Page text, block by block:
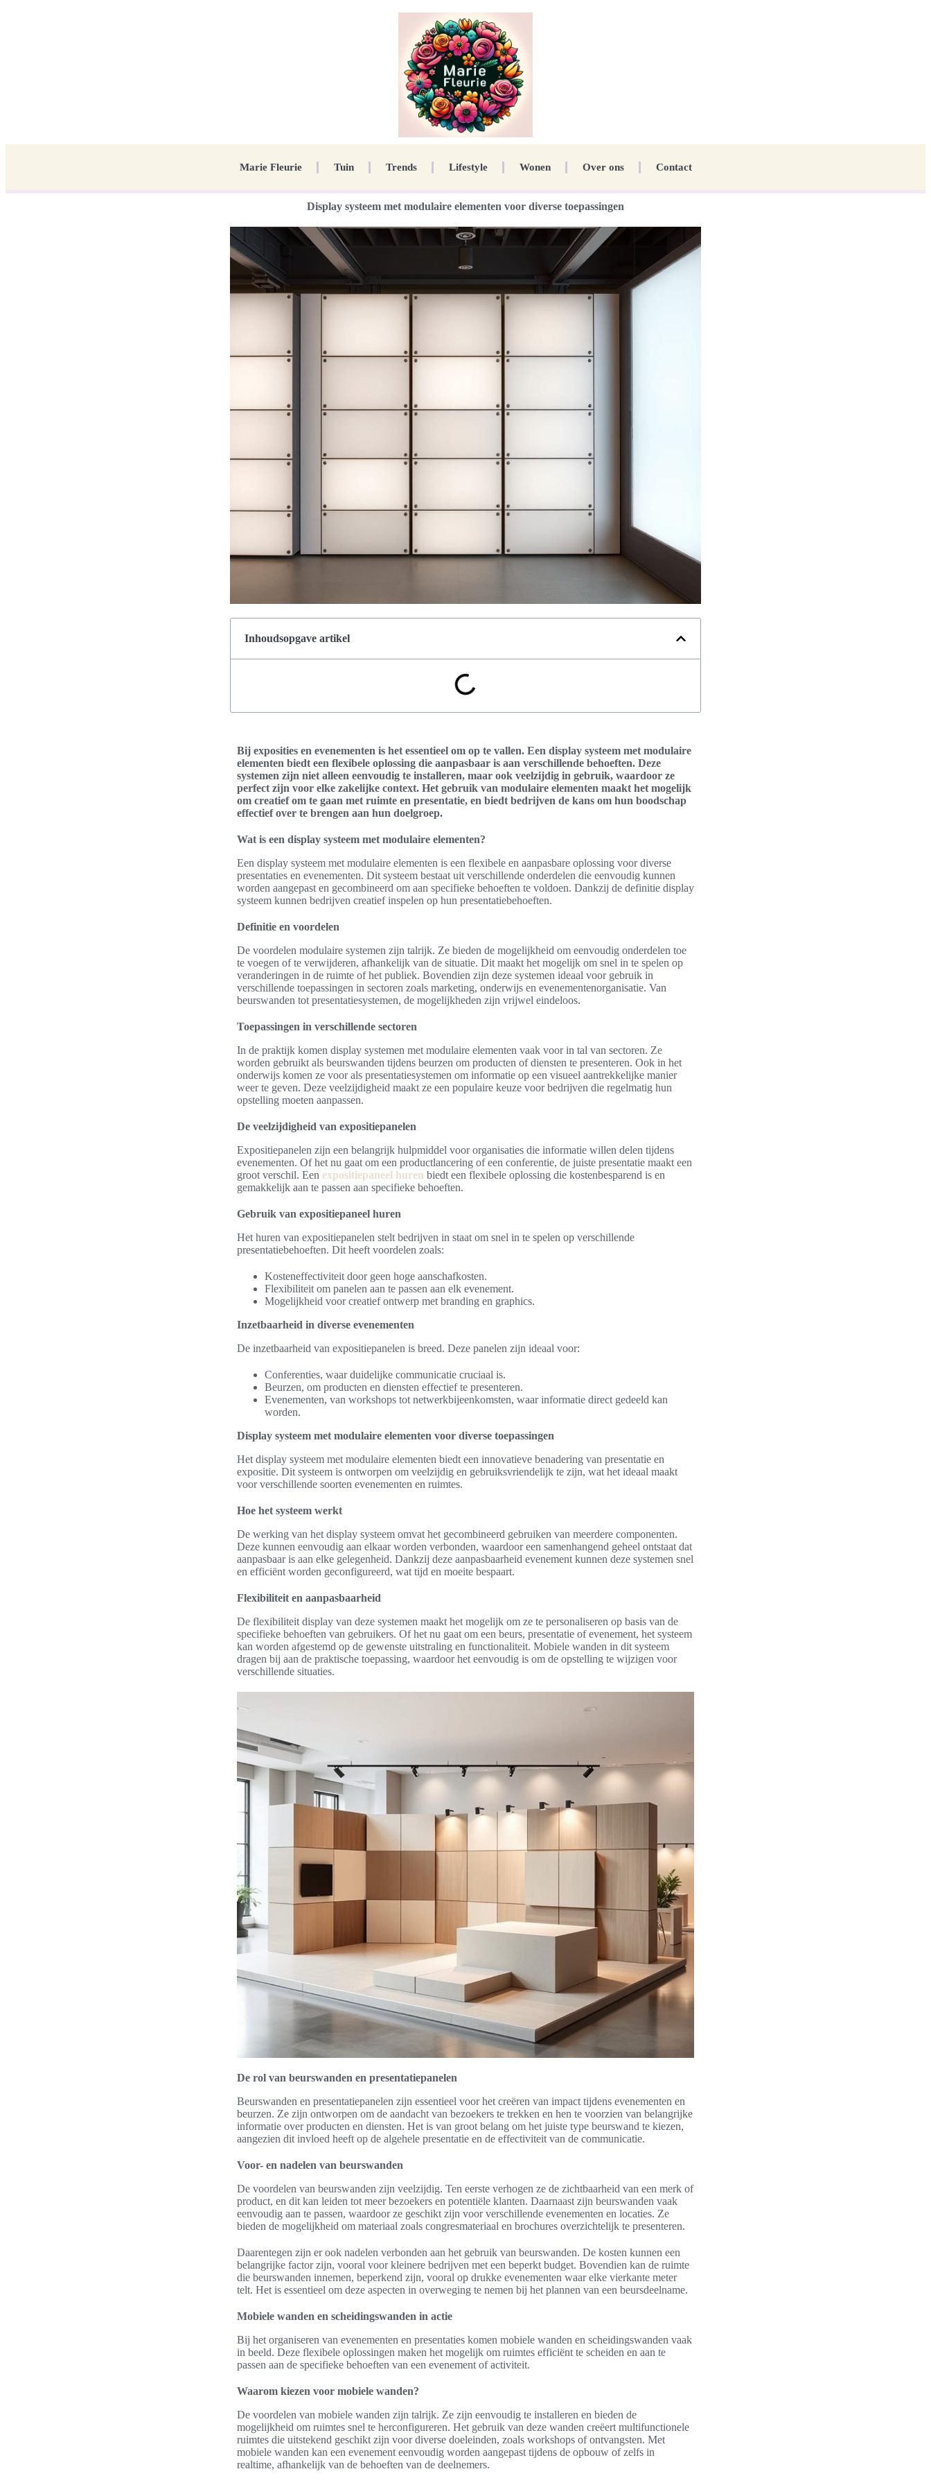
Marie Fleurie Tuin Trends Lifestyle Wonen Over ons Contact
Display systeem met modulaire elementen voor diverse toepassingen
Inhoudsopgave artikel
Bij exposities en evenementen is het essentieel om op te vallen. Een display systeem met modulaire
elementen biedt een flexibele oplossing die aanpasbaar is aan verschillende behoeften. Deze
systemen zijn niet alleen eenvoudig te installeren, maar ook veelzijdig in gebruik, waardoor ze
perfect zijn voor elke zakelijke context. Het gebruik van modulaire elementen maakt het mogelijk
om creatief om te gaan met ruimte en presentatie, en biedt bedrijven de kans om hun boodschap
effectief over te brengen aan hun doelgroep.
Wat is een display systeem met modulaire elementen?
Een display systeem met modulaire elementen is een flexibele en aanpasbare oplossing voor diverse
presentaties en evenementen. Dit systeem bestaat uit verschillende onderdelen die eenvoudig kunnen
worden aangepast en gecombineerd om aan specifieke behoeften te voldoen. Dankzij de definitie display
systeem kunnen bedrijven creatief inspelen op hun presentatiebehoeften.
Definitie en voordelen
De voordelen modulaire systemen zijn talrijk. Ze bieden de mogelijkheid om eenvoudig onderdelen toe
te voegen of te verwijderen, afhankelijk van de situatie. Dit maakt het mogelijk om snel in te spelen op
veranderingen in de ruimte of het publiek. Bovendien zijn deze systemen ideaal voor gebruik in
verschillende toepassingen in sectoren zoals marketing, onderwijs en evenementenorganisatie. Van
beurswanden tot presentatiesystemen, de mogelijkheden zijn vrijwel eindeloos.
Toepassingen in verschillende sectoren
In de praktijk komen display systemen met modulaire elementen vaak voor in tal van sectoren. Ze
worden gebruikt als beurswanden tijdens beurzen om producten of diensten te presenteren. Ook in het
onderwijs komen ze voor als presentatiesystemen om informatie op een visueel aantrekkelijke manier
weer te geven. Deze veelzijdigheid maakt ze een populaire keuze voor bedrijven die regelmatig hun
opstelling moeten aanpassen.
De veelzijdigheid van expositiepanelen
Expositiepanelen zijn een belangrijk hulpmiddel voor organisaties die informatie willen delen tijdens
evenementen. Of het nu gaat om een productlancering of een conferentie, de juiste presentatie maakt een
groot verschil. Een expositiepaneel huren biedt een flexibele oplossing die kostenbesparend is en
gemakkelijk aan te passen aan specifieke behoeften.
Gebruik van expositiepaneel huren
Het huren van expositiepanelen stelt bedrijven in staat om snel in te spelen op verschillende
presentatiebehoeften. Dit heeft voordelen zoals:
Kosteneffectiviteit door geen hoge aanschafkosten.
Flexibiliteit om panelen aan te passen aan elk evenement.
Mogelijkheid voor creatief ontwerp met branding en graphics.
Inzetbaarheid in diverse evenementen
De inzetbaarheid van expositiepanelen is breed. Deze panelen zijn ideaal voor:
Conferenties, waar duidelijke communicatie cruciaal is.
Beurzen, om producten en diensten effectief te presenteren.
Evenementen, van workshops tot netwerkbijeenkomsten, waar informatie direct gedeeld kan
worden.
Display systeem met modulaire elementen voor diverse toepassingen
Het display systeem met modulaire elementen biedt een innovatieve benadering van presentatie en
expositie. Dit systeem is ontworpen om veelzijdig en gebruiksvriendelijk te zijn, wat het ideaal maakt
voor verschillende soorten evenementen en ruimtes.
Hoe het systeem werkt
De werking van het display systeem omvat het gecombineerd gebruiken van meerdere componenten.
Deze kunnen eenvoudig aan elkaar worden verbonden, waardoor een samenhangend geheel ontstaat dat
aanpasbaar is aan elke gelegenheid. Dankzij deze aanpasbaarheid evenement kunnen deze systemen snel
en efficiënt worden geconfigureerd, wat tijd en moeite bespaart.
Flexibiliteit en aanpasbaarheid
De flexibiliteit display van deze systemen maakt het mogelijk om ze te personaliseren op basis van de
specifieke behoeften van gebruikers. Of het nu gaat om een beurs, presentatie of evenement, het systeem
kan worden afgestemd op de gewenste uitstraling en functionaliteit. Mobiele wanden in dit systeem
dragen bij aan de praktische toepassing, waardoor het eenvoudig is om de opstelling te wijzigen voor
verschillende situaties.
De rol van beurswanden en presentatiepanelen
Beurswanden en presentatiepanelen zijn essentieel voor het creëren van impact tijdens evenementen en
beurzen. Ze zijn ontworpen om de aandacht van bezoekers te trekken en hen te voorzien van belangrijke
informatie over producten en diensten. Het is van groot belang om het juiste type beurswand te kiezen,
aangezien dit invloed heeft op de algehele presentatie en de effectiviteit van de communicatie.
Voor- en nadelen van beurswanden
De voordelen van beurswanden zijn veelzijdig. Ten eerste verhogen ze de zichtbaarheid van een merk of
product, en dit kan leiden tot meer bezoekers en potentiële klanten. Daarnaast zijn beurswanden vaak
eenvoudig aan te passen, waardoor ze geschikt zijn voor verschillende evenementen en locaties. Ze
bieden de mogelijkheid om materiaal zoals congresmateriaal en brochures overzichtelijk te presenteren.
Daarentegen zijn er ook nadelen verbonden aan het gebruik van beurswanden. De kosten kunnen een
belangrijke factor zijn, vooral voor kleinere bedrijven met een beperkt budget. Bovendien kan de ruimte
die beurswanden innemen, beperkend zijn, vooral op drukke evenementen waar elke vierkante meter
telt. Het is essentieel om deze aspecten in overweging te nemen bij het plannen van een beursdeelname.
Mobiele wanden en scheidingswanden in actie
Bij het organiseren van evenementen en presentaties komen mobiele wanden en scheidingswanden vaak
in beeld. Deze flexibele oplossingen maken het mogelijk om ruimtes efficiënt te scheiden en aan te
passen aan de specifieke behoeften van een evenement of activiteit.
Waarom kiezen voor mobiele wanden?
De voordelen van mobiele wanden zijn talrijk. Ze zijn eenvoudig te installeren en bieden de
mogelijkheid om ruimtes snel te herconfigureren. Het gebruik van deze wanden creëert multifunctionele
ruimtes die uitstekend geschikt zijn voor diverse doeleinden, zoals workshops of ontvangsten. Met
mobiele wanden kan een evenement eenvoudig worden aangepast tijdens de opbouw of zelfs in
realtime, afhankelijk van de behoeften van de deelnemers.